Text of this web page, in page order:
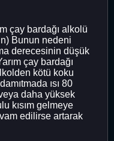
çay bardağı alkolü
Bunun nedeni
derecesinin düşük
çay bardağı
kötü koku
ısı 80
daha yüksek
kısım gelmeye
edilirse artarak